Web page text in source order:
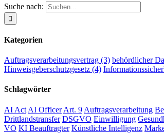
Suche nach:
Kategorien
Auftragsverarbeitungsvertrag (3) behördlicher
Hinweisgeberschutzgesetz (4)
Schlagwörter
AI Act AI Officer Art. 9 Auftragsverarbeitung
Drittlandstransfer DSGVO Einwilligung
VO KI Beauftragter Künstliche Intelligenz